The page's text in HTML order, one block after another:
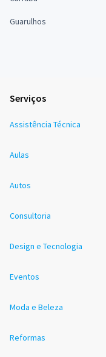
Guarulhos
Serviços
Assistência Técnica
Aulas
Autos
Consultoria
Design e Tecnologia
Eventos
Moda e Beleza
Reformas